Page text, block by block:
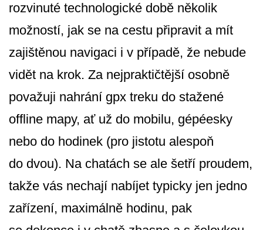
rozvinuté technologické době několik
možností, jak se na cestu připravit a mít
zajištěnou navigaci i v případě, že nebude
vidět na krok. Za nejpraktičtější osobně
považuji nahrání gpx treku do stažené
offline mapy, ať už do mobilu, gépéesky
nebo do hodinek (pro jistotu alespoň
do dvou). Na chatách se ale šetří proudem,
takže vás nechají nabíjet typicky jen jedno
zařízení, maximálně hodinu, pak